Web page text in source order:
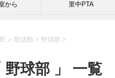
から 里中PTA
> 部活動 > 野球部 >
野球部 」 一覧